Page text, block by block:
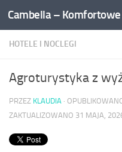
Przejdź do treści
HOTELE I NOCLEGI
Agroturystyka z
PRZEZ KLAUDIA ·
ZAKTUALIZOWANO 31 MAJA,